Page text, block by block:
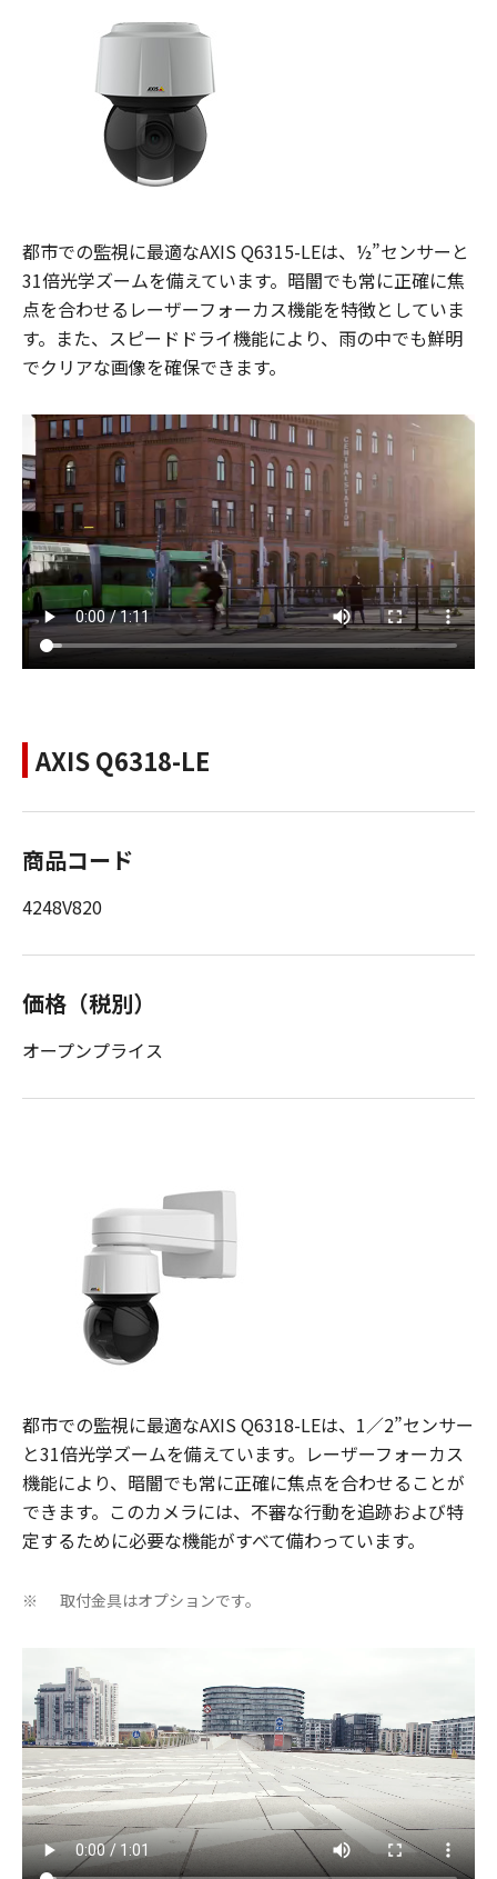
都市での監視に最適なAXIS Q6315-LEは、½”センサーと
31倍光学ズームを備えています。暗闇でも常に正確に焦
点を合わせるレーザーフォーカス機能を特徴としていま
す。また、スピードドライ機能により、雨の中でも鮮明
でクリアな画像を確保できます。
AXIS Q6318-LE
商品コード
4248V820
価格（税別）
オープンプライス
都市での監視に最適なAXIS Q6318-LEは、1／2”センサー
と31倍光学ズームを備えています。レーザーフォーカス
機能により、暗闇でも常に正確に焦点を合わせることが
できます。このカメラには、不審な行動を追跡および特
定するために必要な機能がすべて備わっています。
※ 取付金具はオプションです。